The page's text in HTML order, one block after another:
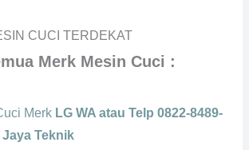
Merk Mesin Cuci :
Merk LG WA atau Telp 0822-8489-
Teknik